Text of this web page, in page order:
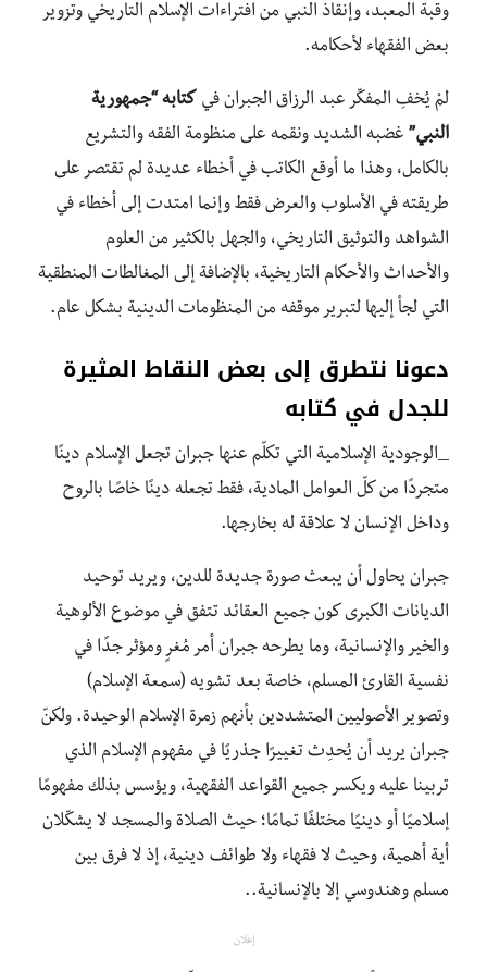
وقبة المعبد، وإنقاذ النبي من افتراءات الإسلام التاريخي وتزوير
بعض الفقهاء لأحكامه.
لمْ يُخفِ المفكّر عبد الرزاق الجبران في كتابه “جمهورية
النبي” غضبه الشديد ونقمه على منظومة الفقه والتشريع
بالكامل، وهذا ما أوقع الكاتب في أخطاء عديدة لم تقتصر على
طريقته في الأسلوب والعرض فقط وإنما امتدت إلى أخطاء في
الشواهد والتوثيق التاريخي، والجهل بالكثير من العلوم
والأحداث والأحكام التاريخية، بالإضافة إلى المغالطات المنطقية
التي لجأ إليها لتبرير موقفه من المنظومات الدينية بشكل عام.
دعونا نتطرق إلى بعض النقاط المثيرة
للجدل في كتابه
_الوجودية الإسلامية التي تكلّم عنها جبران تجعل الإسلام دينًا
متجردًا من كلّ العوامل المادية، فقط تجعله دينًا خاصًا بالروح
وداخل الإنسان لا علاقة له بخارجها.
جبران يحاول أن يبعث صورة جديدة للدين، ويريد توحيد
الديانات الكبرى كون جميع العقائد تتفق في موضوع الألوهية
والخير والإنسانية، وما يطرحه جبران أمر مُغرٍ ومؤثر جدًا في
نفسية القارئ المسلم، خاصة بعد تشويه (سمعة الإسلام)
وتصوير الأصوليين المتشددين بأنهم زمرة الإسلام الوحيدة. ولكنّ
جبران يريد أن يُحدِث تغييرًا جذريًا في مفهوم الإسلام الذي
تربينا عليه ويكسر جميع القواعد الفقهية، ويؤسس بذلك مفهومًا
إسلاميًا أو دينيًا مختلفًا تمامًا؛ حيث الصلاة والمسجد لا يشكّلان
أية أهمية، وحيث لا فقهاء ولا طوائف دينية، إذ لا فرق بين
مسلم وهندوسي إلا بالإنسانية..
إعلان